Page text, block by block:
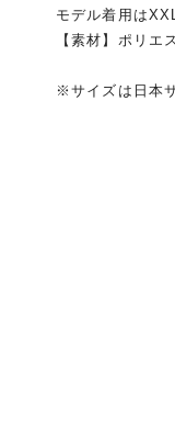
モデル着用は
【素材】ポリエ
※サイズは日本